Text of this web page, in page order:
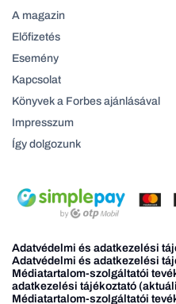
A magazin
Előfizetés
Esemény
Kapcsolat
Könyvek a Forbes ajánlásával
Impresszum
Így dolgozunk
Adatvédelmi és adatkezelési
Adatvédelmi és adatkezelési
Médiatartalom-szolgáltatói
adatkezelési tájékoztató
Médiatartalom-szolgáltatói